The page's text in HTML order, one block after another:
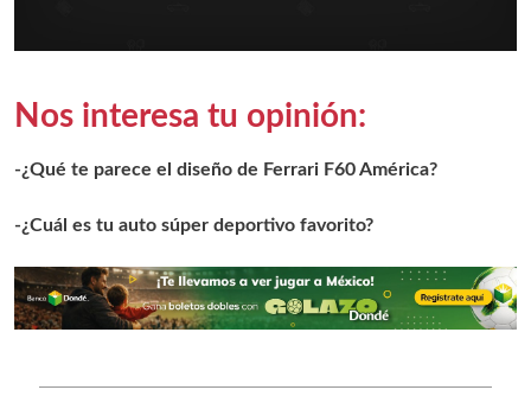
Nos interesa tu opinión:
-¿Qué te parece el diseño de Ferrari F60 América?
-¿Cuál es tu auto súper deportivo favorito?